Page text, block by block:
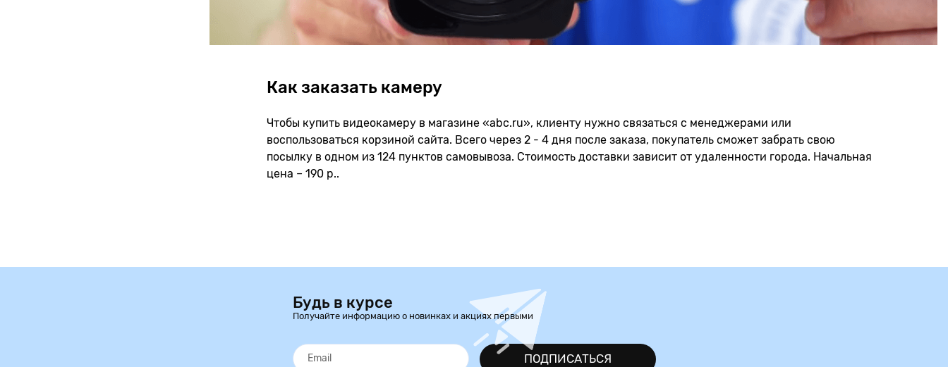
Как заказать камеру
Чтобы купить видеокамеру в магазине «abc.ru», клиенту нужно связаться с менеджерами или
воспользоваться корзиной сайта. Всего через 2 - 4 дня после заказа, покупатель сможет забрать свою
посылку в одном из 124 пунктов самовывоза. Стоимость доставки зависит от удаленности города. Начальная
цена – 190 р..
Будь в курсе
Получайте информацию о новинках и акциях первыми
ПОДПИСАТЬСЯ